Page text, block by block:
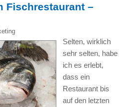
Fischrestaurant –
Selten, wirklich
sehr selten, habe
ich es erlebt,
dass ein
Restaurant bis
auf den letzten